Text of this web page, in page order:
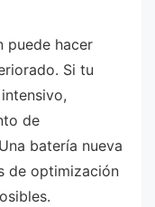
puede hacer
Si tu
de
batería nueva
de optimización